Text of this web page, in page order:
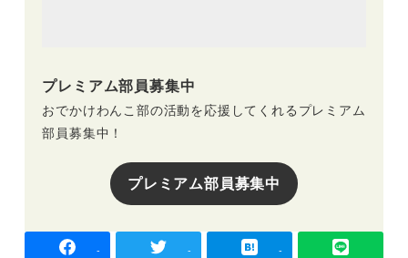
プレミアム部員募集中
おでかけわんこ部の活動を応援してくれるプレミアム
部員募集中！
プレミアム部員募集中
- - -